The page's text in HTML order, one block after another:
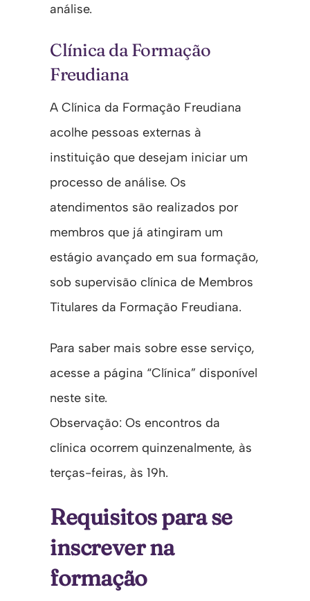
análise.
Clínica da Formação
Freudiana
A Clínica da Formação Freudiana
acolhe pessoas externas à
instituição que desejam iniciar um
processo de análise. Os
atendimentos são realizados por
membros que já atingiram um
estágio avançado em sua formação,
sob supervisão clínica de Membros
Titulares da Formação Freudiana.
Para saber mais sobre esse serviço,
acesse a página “Clínica” disponível
neste site.
Observação: Os encontros da
clínica ocorrem quinzenalmente, às
terças-feiras, às 19h.
Requisitos para se
inscrever na
formação